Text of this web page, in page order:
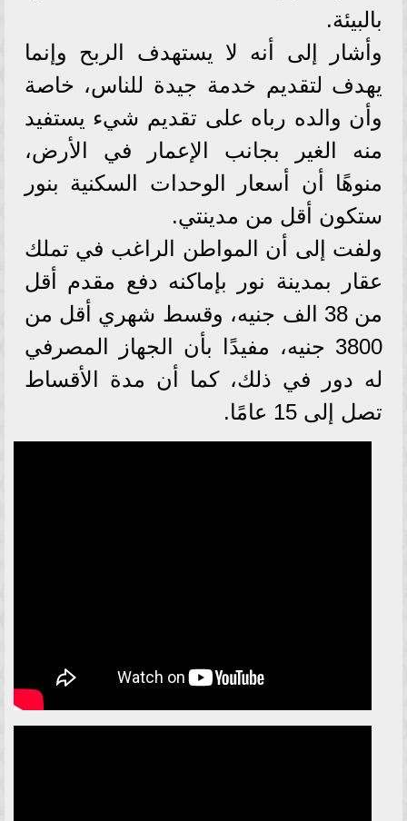
بالبيئة.
وأشار إلى أنه لا يستهدف الربح وإنما
يهدف لتقديم خدمة جيدة للناس، خاصة
وأن والده رباه على تقديم شيء يستفيد
منه الغير بجانب الإعمار في الأرض،
منوهًا أن أسعار الوحدات السكنية بنور
ستكون أقل من مدينتي.
ولفت إلى أن المواطن الراغب في تملك
عقار بمدينة نور بإماكنه دفع مقدم أقل
من 38 الف جنيه، وقسط شهري أقل من
3800 جنيه، مفيدًا بأن الجهاز المصرفي
له دور في ذلك، كما أن مدة الأقساط
تصل إلى 15 عامًا.